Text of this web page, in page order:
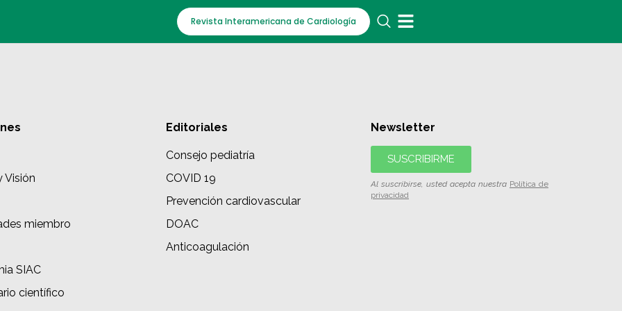
Revista Interamericana de Cardiología
Visión
miembro
SIAC
científico
Editoriales
Consejo pediatría
COVID 19
Prevención cardiovascular
DOAC
Anticoagulación
Newsletter
SUSCRIBIRME
Al suscribirse, usted acepta nuestra Política de
privacidad